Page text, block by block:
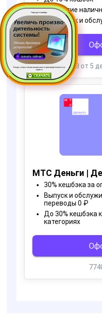
Пора для Апгрейда
Ресурс, открытый для раздачи роста производительности ус
тройств